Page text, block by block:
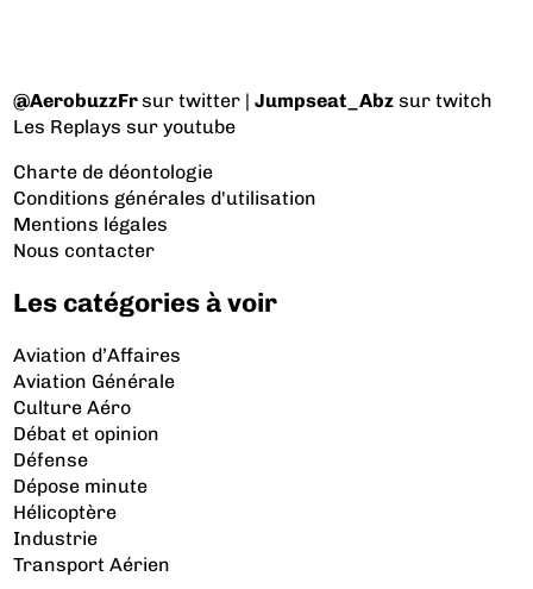
@AerobuzzFrsur twitter |Jumpseat_Abz sur twitch
Les Replays sur youtube
Charte de déontologie
Conditions générales d'utilisation
Mentions légales
Nous contacter
Les catégories à voir
Aviation d’Affaires
Aviation Générale
Culture Aéro
Débat et opinion
Défense
Dépose minute
Hélicoptère
Industrie
Transport Aérien